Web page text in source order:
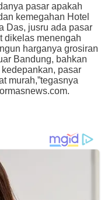
pasar apakah
kemegahan Hotel
Das, jusru ada pasar
dikelas menengah
harganya grosiran
Bandung, bahkan
pasar
murah,”tegasnya